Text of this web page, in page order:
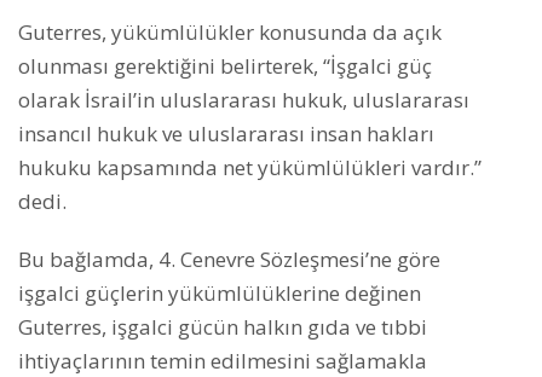
Guterres, yükümlülükler konusunda da açık
olunması gerektiğini belirterek, “İşgalci güç
olarak İsrail’in uluslararası hukuk, uluslararası
insancıl hukuk ve uluslararası insan hakları
hukuku kapsamında net yükümlülükleri vardır.”
dedi.
Bu bağlamda, 4. Cenevre Sözleşmesi’ne göre
işgalci güçlerin yükümlülüklerine değinen
Guterres, işgalci gücün halkın gıda ve tıbbi
ihtiyaçlarının temin edilmesini sağlamakla